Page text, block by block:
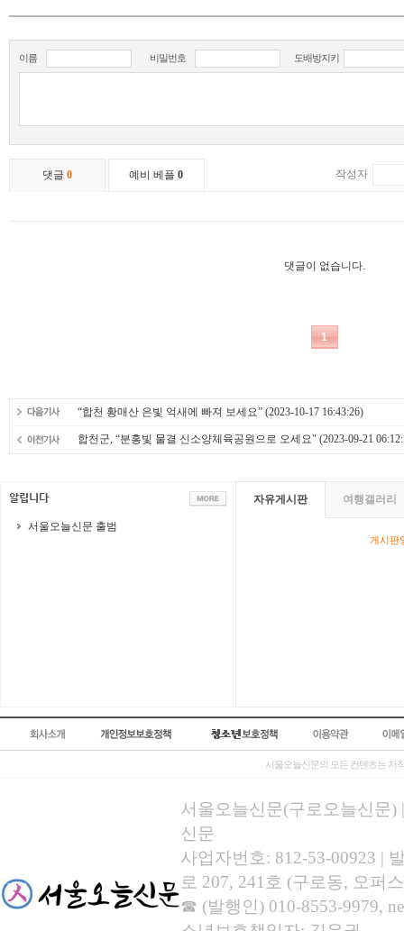
“합천 황매산 은빛 억새에 빠져 보세요” (2023-10-17 16:43:26)
합천군, “분홍빛 물결 신소양체육공원으로 오세요" (2023-09-21
서울오늘신문 출범
자유게시판 여행갤러리
게시판
서울오늘신문의 모든 컨텐츠는 저
서울오늘신문(구로오늘신문)
신문
사업자번호: 812-53-00923 |
로 207, 241호 (구로동, 오퍼
☎ (발행인) 010-8553-9979,